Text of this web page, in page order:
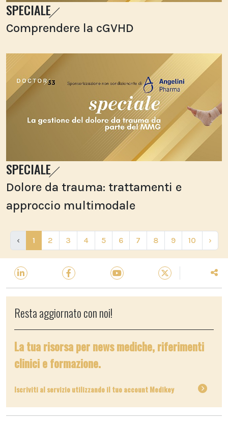
SPECIALE
Comprendere la cGVHD
SPECIALE
Dolore da trauma: trattamenti e
approccio multimodale
‹ 1 2 3 4 5 6 7 8 9 10 ›
Resta aggiornato con noi!
La tua risorsa per news mediche, riferimenti
clinici e formazione.
Iscriviti al servizio utilizzando il tuo account Medikey